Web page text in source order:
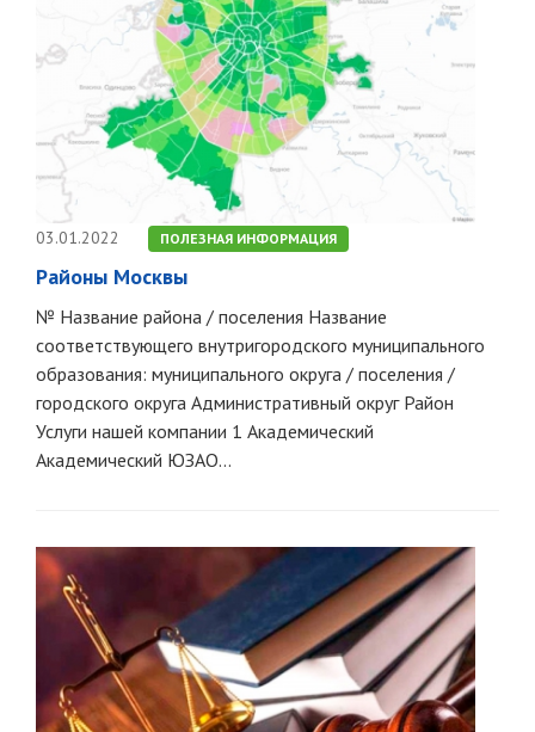
03.01.2022 ПОЛЕЗНАЯ ИНФОРМАЦИЯ
Районы Москвы
№ Название района / поселения Название
cоответствующего внутригородского муниципального
образования: муниципального округа / поселения /
городского округа Административный округ Район
Услуги нашей компании 1 Академический
Академический ЮЗАО...